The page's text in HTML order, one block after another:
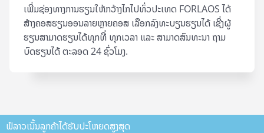
ເພີ່ມຊ່ອງທາງການຮຽນໃຫ້ກວ້າງໄກໄປທົ່ວປະເທດ FORLAOS ໄດ້
ສ້າງຄອສຮຽນອອນລາຍຫຼາຍຄອສ ເລືອກລົງທະບຽນຮຽນໄດ້ ເຊີ່ງຜູ້
ຮຽນສາມາດຮຽນໄດ້ທຸກທີ່ ທຸກເວລາ ແລະ ສາມາດສົນທະນາ ຖາມ
ບົດຮຽນໄດ້ ຕະລອດ 24 ຊົ່ວໂມງ.
ຟໍລາວເນັ້ນລູກຄ້າໄດ້ຮັບປະໂຫຍດສູງສຸດ